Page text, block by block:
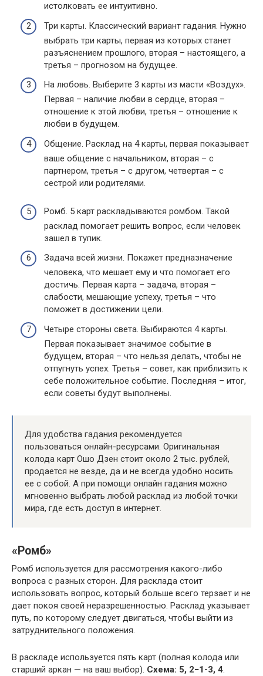
истолковать ее интуитивно.
Три карты. Классический вариант гадания. Нужно
выбрать три карты, первая из которых станет
разъяснением прошлого, вторая – настоящего, а
третья – прогнозом на будущее.
На любовь. Выберите 3 карты из масти «Воздух».
Первая – наличие любви в сердце, вторая –
отношение к этой любви, третья – отношение к
любви в будущем.
Общение. Расклад на 4 карты, первая показывает
ваше общение с начальником, вторая – с
партнером, третья – с другом, четвертая – с
сестрой или родителями.
Ромб. 5 карт раскладываются ромбом. Такой
расклад помогает решить вопрос, если человек
зашел в тупик.
Задача всей жизни. Покажет предназначение
человека, что мешает ему и что помогает его
достичь. Первая карта – задача, вторая –
слабости, мешающие успеху, третья – что
поможет в достижении цели.
Четыре стороны света. Выбираются 4 карты.
Первая показывает значимое событие в
будущем, вторая – что нельзя делать, чтобы не
отпугнуть успех. Третья – совет, как приблизить к
себе положительное событие. Последняя – итог,
если советы будут выполнены.
Для удобства гадания рекомендуется
пользоваться онлайн-ресурсами. Оригинальная
колода карт Ошо Дзен стоит около 2 тыс. рублей,
продается не везде, да и не всегда удобно носить
ее с собой. А при помощи онлайн гадания можно
мгновенно выбрать любой расклад из любой точки
мира, где есть доступ в интернет.
«Ромб»
Ромб используется для рассмотрения какого-либо
вопроса с разных сторон. Для расклада стоит
использовать вопрос, который больше всего терзает и не
дает покоя своей неразрешенностью. Расклад указывает
путь, по которому следует двигаться, чтобы выйти из
затруднительного положения.
В раскладе используется пять карт (полная колода или
старший аркан — на ваш выбор). Схема: 5, 2−1-3, 4